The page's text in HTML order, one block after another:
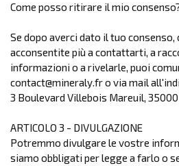
Come posso ritirare il mio
Se dopo averci dato il tuo consenso,
acconsentite più a contattarti, a
informazioni o a rivelarle, puoi
contact@mineraly.fr o via mail
3 Boulevard Villebois Mareuil, 35000
ARTICOLO 3 - DIVULGAZIONE
Potremmo divulgare le vostre
siamo obbligati per legge a farlo o